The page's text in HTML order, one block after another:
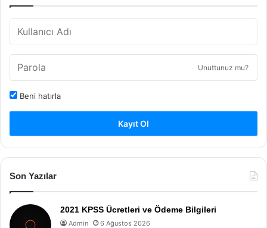
Unuttunuz mu?
Beni hatırla
Kayıt Ol
Son Yazılar
2021 KPSS Ücretleri ve Ödeme Bilgileri
Admin 6 Ağustos 2026